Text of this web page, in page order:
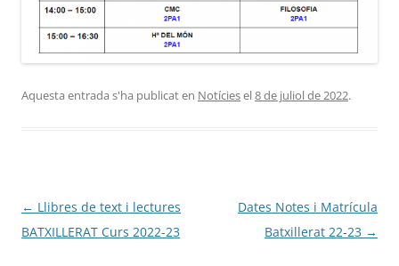
Aquesta entrada s'ha publicat en Notíciesel8 de juliol de 2022.
Navegació
per
← Llibres de text i lectures
BATXILLERAT Curs 2022-23
Dates Notes i Matrícula
Batxillerat 22-23 →